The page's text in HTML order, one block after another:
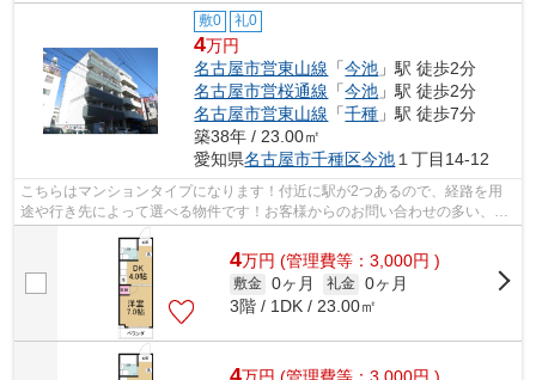
敷0 礼0
4万円
名古屋市営東山線 「今池 」駅 徒歩2分
名古屋市営桜通線 「今池 」駅 徒歩2分
名古屋市営東山線 「千種 」駅 徒歩7分
築38年 / 23.00㎡
愛知県名古屋市千種区今池 １丁目14-12
こちらはマンションタイプになります！付近に駅が2つあるので、経路を用
途や行き先によって選べる物件です！お客様からのお問い合わせの多い、敷
地内ごみ置き場があります！こちらのマ...
4万円 (管理費等：3,000円 )
敷金 0ヶ月 礼金 0ヶ月
3階 / 1DK / 23.00㎡